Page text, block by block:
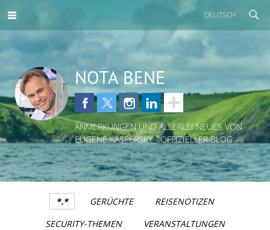
DEUTSCH
NOTA BENE
ANMERKUNGEN UND ALLERLEI NEUES VON
EUGENE KASPERSKY - OFFIZIELLER BLOG
*.* GERÜCHTE
REISENOTIZEN
SECURITY-THEMEN
VERANSTALTUNGEN